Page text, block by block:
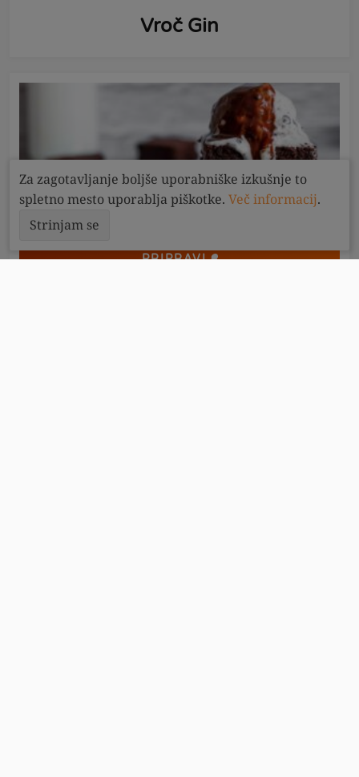
Vroč Gin
PRIPRAVI
Za zagotavljanje boljše uporabniške izkušnje to
spletno mesto uporablja piškotke. Več informacij.
Strinjam se